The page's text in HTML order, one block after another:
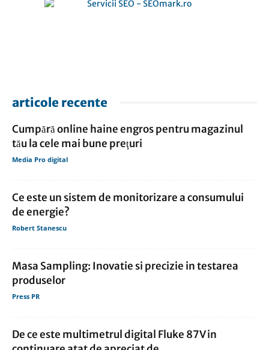
articole recente
Cumpără online haine engros pentru magazinul
tău la cele mai bune preţuri
Media Pro digital
Ce este un sistem de monitorizare a consumului
de energie?
Robert Stanescu
Masa Sampling: Inovatie si precizie in testarea
produselor
Press PR
De ce este multimetrul digital Fluke 87 V in